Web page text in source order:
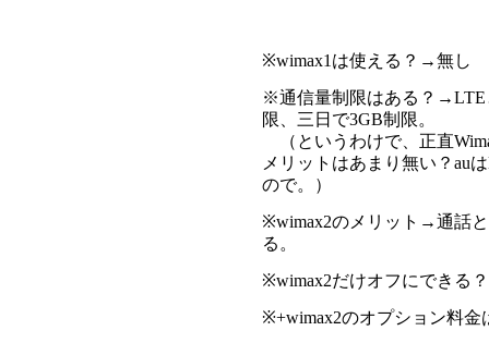
※wimax1は使える？→無し
※通信量制限はある？→LTE
限、三日で3GB制限。
（というわけで、正直
メリットはあまり無い？au
ので。）
※wimax2のメリット→通話
る。
※wimax2だけオフにできる
※+wimax2のオプション料